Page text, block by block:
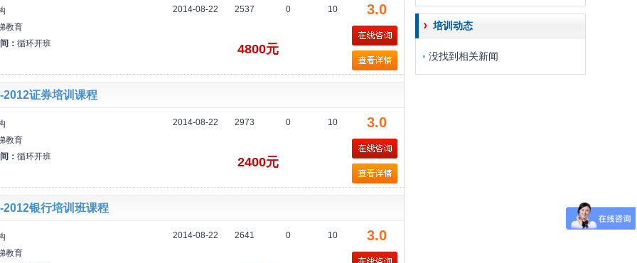
教育
： 循环开班
2014-08-22 2537 0 10 3.0
4800元
2012证券培训课程
教育
： 循环开班
2014-08-22 2973 0 10 3.0
2400元
2012银行培训班课程
教育
2014-08-22 2641 0 10 3.0
培训动态
没找到相关新闻